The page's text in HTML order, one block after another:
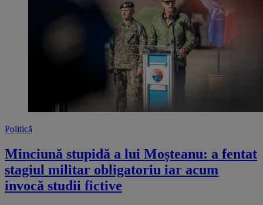
Politică
Minciună stupidă a lui Moșteanu: a fentat
stagiul militar obligatoriu iar acum
invocă studii fictive